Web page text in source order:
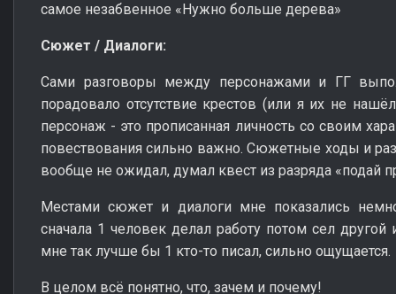
самое незабвенное «Нужно больше дерева»
Сюжет / Диалоги:
Сами разговоры между персонажами и ГГ
порадовало отсутствие крестов (или я их не
персонаж - это прописанная личность со своим
повествования сильно важно. Сюжетные ходы и
вообще не ожидал, думал квест из разряда «подай
Местами сюжет и диалоги мне показались
сначала 1 человек делал работу потом сел
мне так лучше бы 1 кто-то писал, сильно ощущается.
В целом всё понятно, что, зачем и почему!